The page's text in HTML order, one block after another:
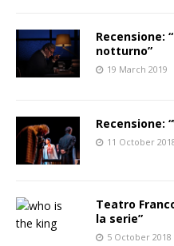
Recensione:
notturno”
19 March 2019
Recensione:
11 October
Teatro
la serie”
5 October 2018